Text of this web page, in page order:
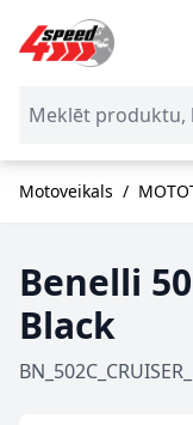
Skip to Content
Motoveikals /
Benelli
Black